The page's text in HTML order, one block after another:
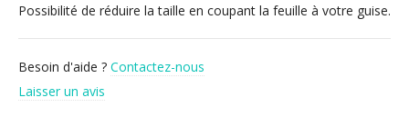
Possibilité de réduire la taille en coupant la feuille à votre guise.
Besoin d'aide ? Contactez-nous
Laisser un avis